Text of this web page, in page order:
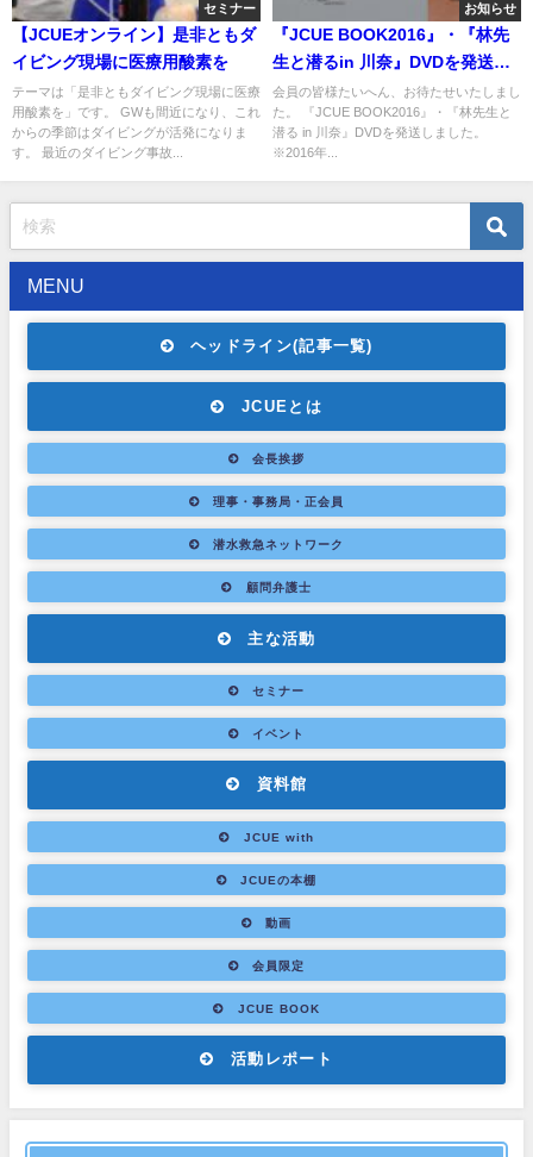
セミナー
【JCUEオンライン】是非ともダ
イビング現場に医療用酸素を
テーマは「是非ともダイビング現場に医療
用酸素を」です。 GWも間近になり、これ
からの季節はダイビングが活発になりま
す。 最近のダイビング事故...
お知らせ
『JCUE BOOK2016』・『林先
生と潜るin 川奈』DVDを発送し
ました。
会員の皆様たいへん、お待たせいたしまし
た。 『JCUE BOOK2016』・『林先生と
潜る in 川奈』DVDを発送しました。
※2016年...
MENU
ヘッドライン(記事一覧)
JCUEとは
会長挨拶
理事・事務局・正会員
潜水救急ネットワーク
顧問弁護士
主な活動
セミナー
イベント
資料館
JCUE with
JCUEの本棚
動画
会員限定
JCUE BOOK
活動レポート